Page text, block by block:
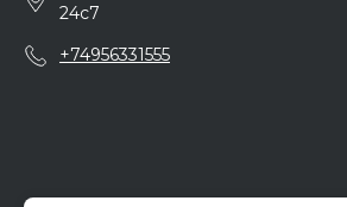
24с7
+74956331555